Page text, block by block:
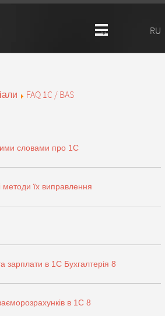
RU
FAQ 1C / BAS
словами про 1С
їх виправлення
зарплати в 1С Бухгалтерія 8
в 1С 8